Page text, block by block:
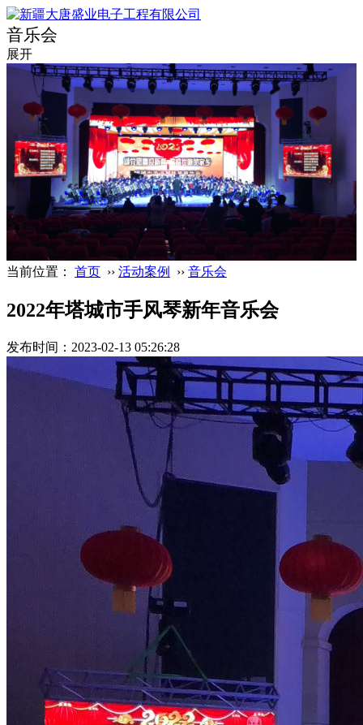
音乐会
展开
当前位置： 首页 ›› 活动案例 ›› 音乐会
2022年塔城市手风琴新年音乐会
发布时间：2023-02-13 05:26:28